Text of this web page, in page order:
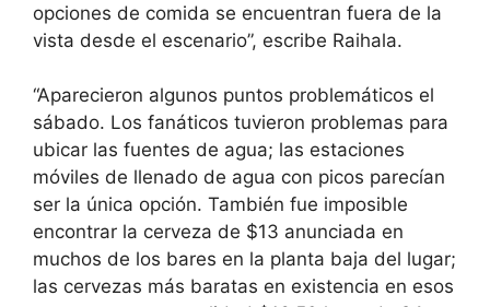
opciones de comida se encuentran fuera de la
vista desde el escenario”, escribe Raihala.
“Aparecieron algunos puntos problemáticos el
sábado. Los fanáticos tuvieron problemas para
ubicar las fuentes de agua; las estaciones
móviles de llenado de agua con picos parecían
ser la única opción. También fue imposible
encontrar la cerveza de $13 anunciada en
muchos de los bares en la planta baja del lugar;
las cervezas más baratas en existencia en esos